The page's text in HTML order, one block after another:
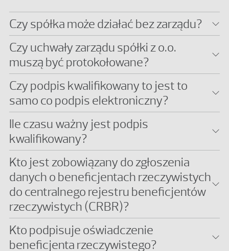
Czy spółka może działać bez zarządu?
Czy uchwały zarządu spółki z o.o.
muszą być protokołowane?
Czy podpis kwalifikowany to jest to
samo co podpis elektroniczny?
Ile czasu ważny jest podpis
kwalifikowany?
Kto jest zobowiązany do zgłoszenia
danych o beneficjentach rzeczywistych
do centralnego rejestru beneficjentów
rzeczywistych (CRBR)?
Kto podpisuje oświadczenie
beneficjenta rzeczywistego?